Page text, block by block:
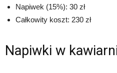
Napiwek (15%): 30 zł
Całkowity koszt: 230 zł
Napiwki w